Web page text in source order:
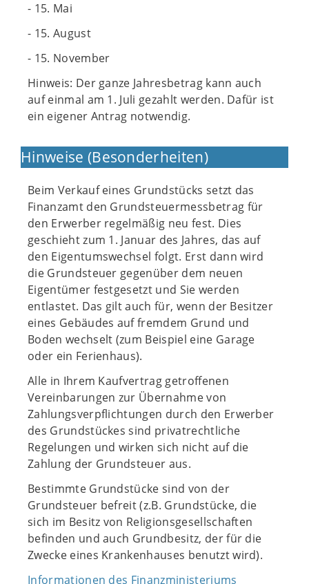
- 15. Mai
- 15. August
- 15. November
Hinweis: Der ganze Jahresbetrag kann auch
auf einmal am 1. Juli gezahlt werden. Dafür ist
ein eigener Antrag notwendig.
Hinweise (Besonderheiten)
Beim Verkauf eines Grundstücks setzt das
Finanzamt den Grundsteuermessbetrag für
den Erwerber regelmäßig neu fest. Dies
geschieht zum 1. Januar des Jahres, das auf
den Eigentumswechsel folgt. Erst dann wird
die Grundsteuer gegenüber dem neuen
Eigentümer festgesetzt und Sie werden
entlastet. Das gilt auch für, wenn der Besitzer
eines Gebäudes auf fremdem Grund und
Boden wechselt (zum Beispiel eine Garage
oder ein Ferienhaus).
Alle in Ihrem Kaufvertrag getroffenen
Vereinbarungen zur Übernahme von
Zahlungsverpflichtungen durch den Erwerber
des Grundstückes sind privatrechtliche
Regelungen und wirken sich nicht auf die
Zahlung der Grundsteuer aus.
Bestimmte Grundstücke sind von der
Grundsteuer befreit (z.B. Grundstücke, die
sich im Besitz von Religionsgesellschaften
befinden und auch Grundbesitz, der für die
Zwecke eines Krankenhauses benutzt wird).
Informationen des Finanzministeriums